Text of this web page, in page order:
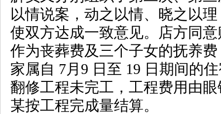
以情说案，动之以情、晓之以
使双方达成一致意见。店方同
作为丧葬费及三个子女的抚养
家属自 7月9 日至 19 日期间的
翻修工程未完工，工程费用由
某按工程完成量结算。